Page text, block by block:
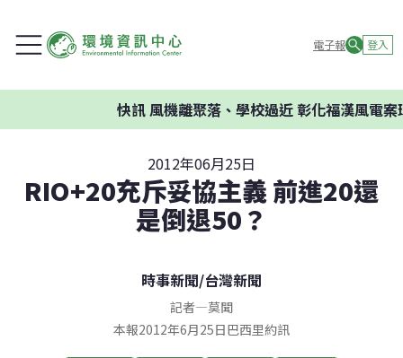
電子報 登入
快訊風機離聚落、學校過近 彰化福漢風電案環
2012年06月25日
RIO+20充斥妥協主義 前進20還
是倒退50？
時事新聞/台灣新聞
記者—莫聞
本報2012年6月25日巴西里約訊